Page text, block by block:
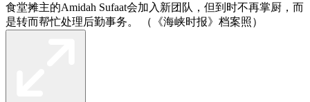
食堂摊主的Amidah Sufaat会加入新团队，但到时不再掌厨，而
是转而帮忙处理后勤事务。 （《海峡时报》档案照）